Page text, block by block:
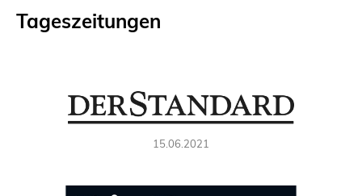
Tageszeitungen
15.06.2021